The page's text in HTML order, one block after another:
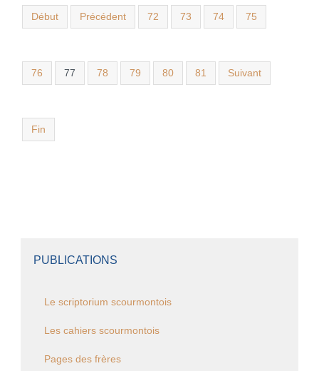
Début Précédent 72 73 74 75
76 77 78 79 80 81 Suivant
Fin
PUBLICATIONS
Le scriptorium scourmontois
Les cahiers scourmontois
Pages des frères